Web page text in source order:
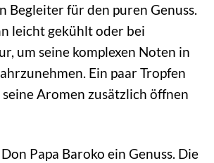
Begleiter für den puren Genuss.
leicht gekühlt oder bei
um seine komplexen Noten in
Ein paar Tropfen
Aromen zusätzlich öffnen
Papa Baroko ein Genuss. Die